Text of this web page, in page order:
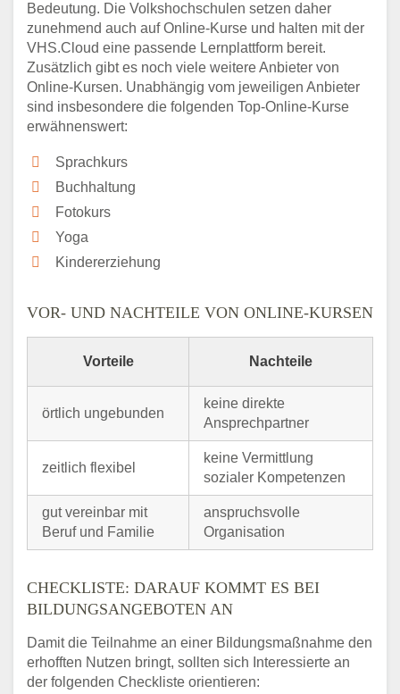
Bedeutung. Die Volkshochschulen setzen daher
zunehmend auch auf Online-Kurse und halten mit der
VHS.Cloud eine passende Lernplattform bereit.
Zusätzlich gibt es noch viele weitere Anbieter von
Online-Kursen. Unabhängig vom jeweiligen Anbieter
sind insbesondere die folgenden Top-Online-Kurse
erwähnenswert:
Sprachkurs
Buchhaltung
Fotokurs
Yoga
Kindererziehung
VOR- UND NACHTEILE VON ONLINE-KURSEN
Vorteile Nachteile
örtlich ungebunden
keine direkte
Ansprechpartner
zeitlich flexibel
keine Vermittlung
sozialer Kompetenzen
gut vereinbar mit
Beruf und Familie
anspruchsvolle
Organisation
CHECKLISTE: DARAUF KOMMT ES BEI
BILDUNGSANGEBOTEN AN
Damit die Teilnahme an einer Bildungsmaßnahme den
erhofften Nutzen bringt, sollten sich Interessierte an
der folgenden Checkliste orientieren: